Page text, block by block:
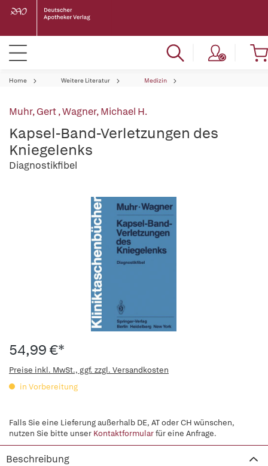
Home Weitere Literatur Medizin
Muhr, Gert,Wagner, Michael H.
Kapsel-Band-Verletzungen des
Kniegelenks
Diagnostikfibel
54,99 €*
Preise inkl. MwSt., ggf. zzgl. Versandkosten
in Vorbereitung
Falls Sie eine Lieferung außerhalb DE, AT oder CH wünschen,
nutzen Sie bitte unser Kontaktformularfür eine Anfrage.
Beschreibung